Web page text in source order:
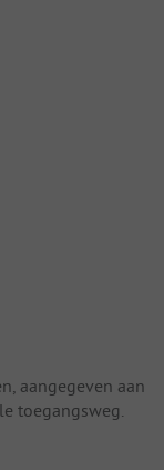
aangegeven aan
toegangsweg.